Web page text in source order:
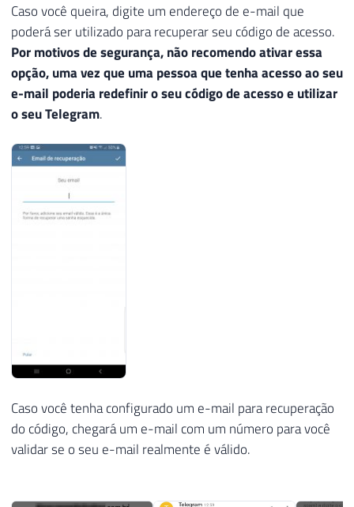
Caso você queira, digite um endereço de e-mail que
poderá ser utilizado para recuperar seu código de acesso.
Por motivos de segurança, não recomendo ativar essa
opção, uma vez que uma pessoa que tenha acesso ao seu
e-mail poderia redefinir o seu código de acesso e utilizar
o seu Telegram.
Caso você tenha configurado um e-mail para recuperação
do código, chegará um e-mail com um número para você
validar se o seu e-mail realmente é válido.